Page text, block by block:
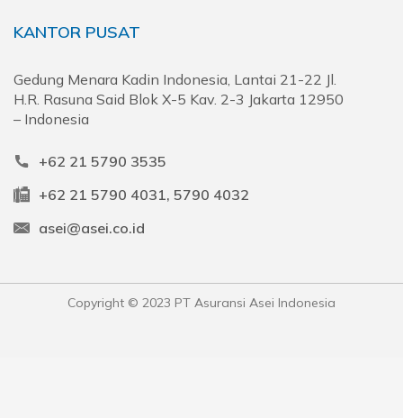
KANTOR PUSAT
Gedung Menara Kadin Indonesia, Lantai 21-22 Jl.
H.R. Rasuna Said Blok X-5 Kav. 2-3 Jakarta 12950
– Indonesia
+62 21 5790 3535
+62 21 5790 4031, 5790 4032
asei@asei.co.id
Copyright © 2023 PT Asuransi Asei Indonesia